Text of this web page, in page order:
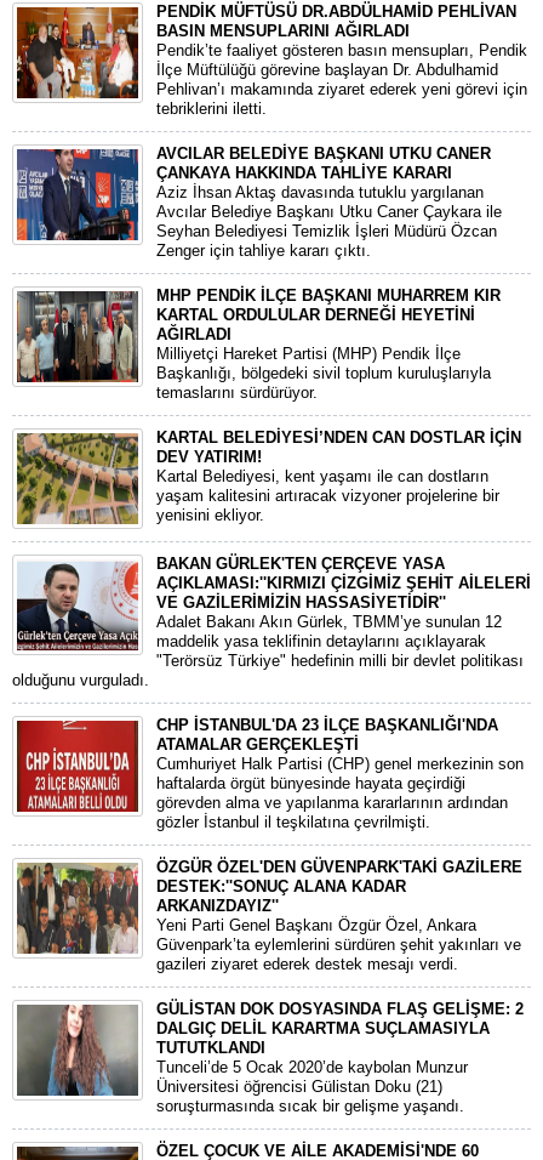
PENDİK MÜFTÜSÜ DR.ABDÜLHAMİD PEHLİVAN
BASIN MENSUPLARINI AĞIRLADI
​Pendik’te faaliyet gösteren basın mensupları, Pendik
İlçe Müftülüğü görevine başlayan Dr. Abdulhamid
Pehlivan’ı makamında ziyaret ederek yeni görevi için
tebriklerini iletti.
AVCILAR BELEDİYE BAŞKANI UTKU CANER
ÇANKAYA HAKKINDA TAHLİYE KARARI
​Aziz İhsan Aktaş davasında tutuklu yargılanan
Avcılar Belediye Başkanı Utku Caner Çaykara ile
Seyhan Belediyesi Temizlik İşleri Müdürü Özcan
Zenger için tahliye kararı çıktı.
MHP PENDİK İLÇE BAŞKANI MUHARREM KIR
KARTAL ORDULULAR DERNEĞİ HEYETİNİ
AĞIRLADI
​Milliyetçi Hareket Partisi (MHP) Pendik İlçe
Başkanlığı, bölgedeki sivil toplum kuruluşlarıyla
temaslarını sürdürüyor.
KARTAL BELEDİYESİ’NDEN CAN DOSTLAR İÇİN
DEV YATIRIM!
Kartal Belediyesi, kent yaşamı ile can dostların
yaşam kalitesini artıracak vizyoner projelerine bir
yenisini ekliyor.
BAKAN GÜRLEK'TEN ÇERÇEVE YASA
AÇIKLAMASI:''KIRMIZI ÇİZGİMİZ ŞEHİT AİLELERİ
VE GAZİLERİMİZİN HASSASİYETİDİR''
Adalet Bakanı Akın Gürlek, TBMM’ye sunulan 12
maddelik yasa teklifinin detaylarını açıklayarak
"Terörsüz Türkiye" hedefinin milli bir devlet politikası
olduğunu vurguladı.
CHP İSTANBUL'DA 23 İLÇE BAŞKANLIĞI'NDA
ATAMALAR GERÇEKLEŞTİ
​Cumhuriyet Halk Partisi (CHP) genel merkezinin son
haftalarda örgüt bünyesinde hayata geçirdiği
görevden alma ve yapılanma kararlarının ardından
gözler İstanbul il teşkilatına çevrilmişti.
ÖZGÜR ÖZEL'DEN GÜVENPARK'TAKİ GAZİLERE
DESTEK:''SONUÇ ALANA KADAR
ARKANIZDAYIZ''
​Yeni Parti Genel Başkanı Özgür Özel, Ankara
Güvenpark’ta eylemlerini sürdüren şehit yakınları ve
gazileri ziyaret ederek destek mesajı verdi.
GÜLİSTAN DOK DOSYASINDA FLAŞ GELİŞME: 2
DALGIÇ DELİL KARARTMA SUÇLAMASIYLA
TUTUTKLANDI
​Tunceli’de 5 Ocak 2020’de kaybolan Munzur
Üniversitesi öğrencisi Gülistan Doku (21)
soruşturmasında sıcak bir gelişme yaşandı.
ÖZEL ÇOCUK VE AİLE AKADEMİSİ'NDE 60